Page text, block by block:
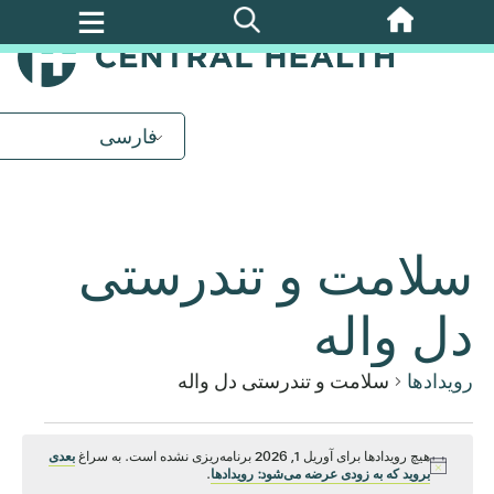
پرش
به
فارسی
سلامت و تندرستی
دل واله
رویدادها سلامت و تندرستی دل واله
رویدادها
اطلاعیه
هیچ رویدادها برای آوریل 1, 2026 برنامه‌ریزی نشده است. به سراغ
بعدی
بروید که به زودی عرضه می‌شود: رویدادها.